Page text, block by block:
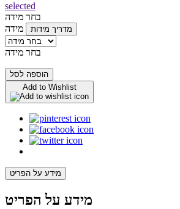
selected
בחר מידה
מידה
מדריך מידות
בחר מידה
הוספה לסל
Add to Wishlist
מידע על הפריט
מידע על הפריט